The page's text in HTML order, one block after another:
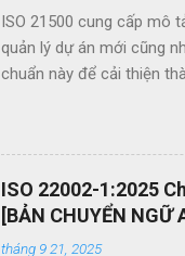
ISO 21500 cung cấp mô
quản lý dự án mới cũng
chuẩn này để cải thiện
trình đấu thầu hiệu quả
nhân viên quản lý dự án
mang tính phổ quát
dạng bản in? OEMS là
chóng, giúp bạn cắt giảm
ISO 22002-1:2025
[BẢN CHUYỂN NGỮ
tháng 9 21, 2025